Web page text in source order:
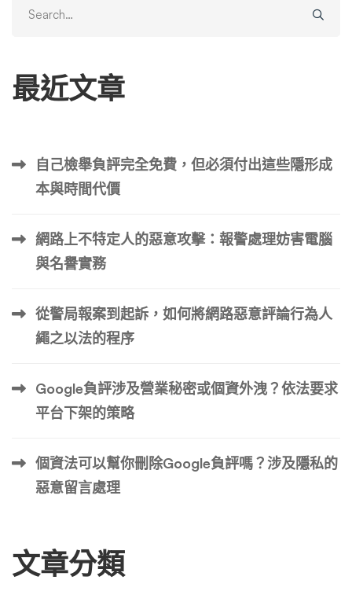
for:
最近文章
自己檢舉負評完全免費，但必須付出這些隱形成
本與時間代價
網路上不特定人的惡意攻擊：報警處理妨害電腦
與名譽實務
從警局報案到起訴，如何將網路惡意評論行為人
繩之以法的程序
Google負評涉及營業秘密或個資外洩？依法要求
平台下架的策略
個資法可以幫你刪除Google負評嗎？涉及隱私的
惡意留言處理
文章分類